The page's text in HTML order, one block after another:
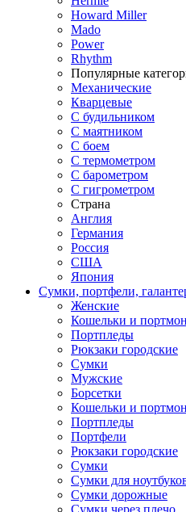
Howard Miller
Mado
Power
Rhythm
Популярные
Механические
Кварцевые
С будильником
С маятником
С боем
С термометром
С барометром
С гигрометром
Страна
Англия
Германия
Россия
США
Япония
Сумки, портфели,
Женские
Кошельки и
Портпледы
Рюкзаки городские
Сумки
Мужские
Борсетки
Кошельки и
Портпледы
Портфели
Рюкзаки городские
Сумки
Сумки для
Сумки дорожные
Сумки через плечо